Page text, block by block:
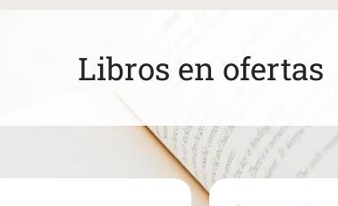
Libros en ofertas